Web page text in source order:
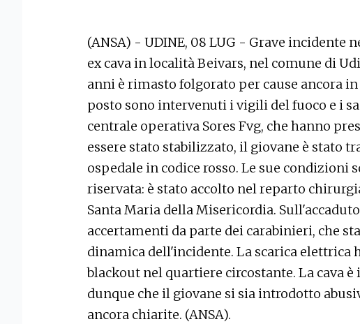
(ANSA) - UDINE, 08 LUG - Grave incidente
ex cava in località Beivars, nel comune di
anni è rimasto folgorato per cause ancora
posto sono intervenuti i vigili del fuoco e i
centrale operativa Sores Fvg, che hanno
essere stato stabilizzato, il giovane è stato
ospedale in codice rosso. Le sue condizioni
riservata: è stato accolto nel reparto
Santa Maria della Misericordia.
accertamenti da parte dei carabinieri, che
dinamica dell'incidente. La scarica elettrica
blackout nel quartiere circostante. La cava è
dunque che il giovane si sia introdotto
ancora chiarite. (ANSA).